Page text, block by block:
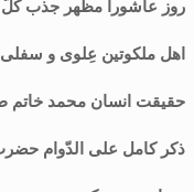
روز عاشورا مظهر جذب
اهل ملکوتین عِلوی و
حقیقت انسان محمد خاتم
ذکر کامل علی الدّوام